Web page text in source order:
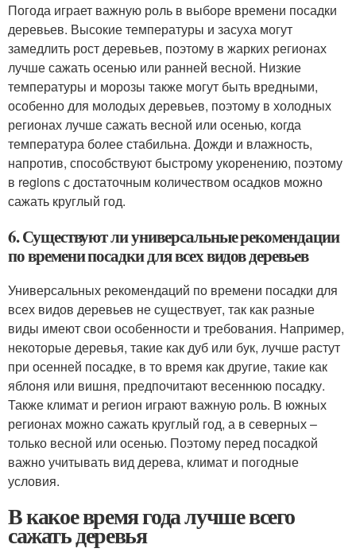
Погода играет важную роль в выборе времени посадки
деревьев. Высокие температуры и засуха могут
замедлить рост деревьев, поэтому в жарких регионах
лучше сажать осенью или ранней весной. Низкие
температуры и морозы также могут быть вредными,
особенно для молодых деревьев, поэтому в холодных
регионах лучше сажать весной или осенью, когда
температура более стабильна. Дожди и влажность,
напротив, способствуют быстрому укоренению, поэтому
в regions с достаточным количеством осадков можно
сажать круглый год.
6. Существуют ли универсальные рекомендации
по времени посадки для всех видов деревьев
Универсальных рекомендаций по времени посадки для
всех видов деревьев не существует, так как разные
виды имеют свои особенности и требования. Например,
некоторые деревья, такие как дуб или бук, лучше растут
при осенней посадке, в то время как другие, такие как
яблоня или вишня, предпочитают весеннюю посадку.
Также климат и регион играют важную роль. В южных
регионах можно сажать круглый год, а в северных –
только весной или осенью. Поэтому перед посадкой
важно учитывать вид дерева, климат и погодные
условия.
В какое время года лучше всего
сажать деревья